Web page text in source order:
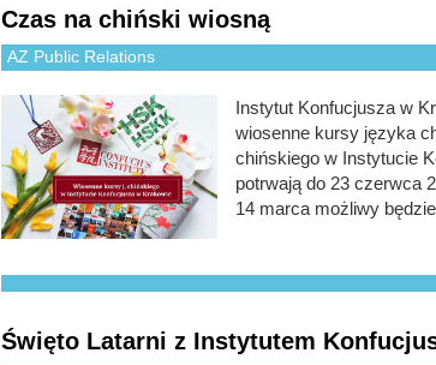
Czas na chiński wiosną
AZ Public Relations
Instytut Konfucjusza w
wiosenne kursy języka
chińskiego w Instytucie
potrwają do 23 czerwca
14 marca możliwy
Święto Latarni z Instytutem